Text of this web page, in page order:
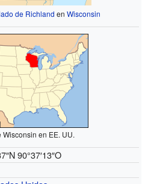
de Richland enWisconsin
en EE. UU.
90°37′13″O